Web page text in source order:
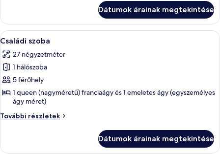
Dátumok árainak megtekintése
A
következő
szoba
összes
képének
megtekintése:
Családi
szoba
Egy vízi park, melyben számos
6
Családi szoba
27 négyzetméter
1 hálószoba
5 férőhely
1 queen (nagyméretű) franciaágy és 1 emeletes ágy (egyszemélyes
ágy méret)
További részletek
Családi
Dátumok árainak megtekintése